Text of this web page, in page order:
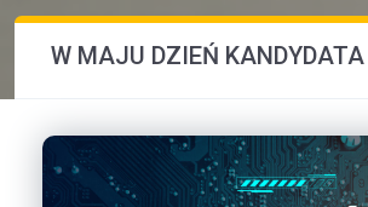
W MAJU DZIEŃ KANDYDATA